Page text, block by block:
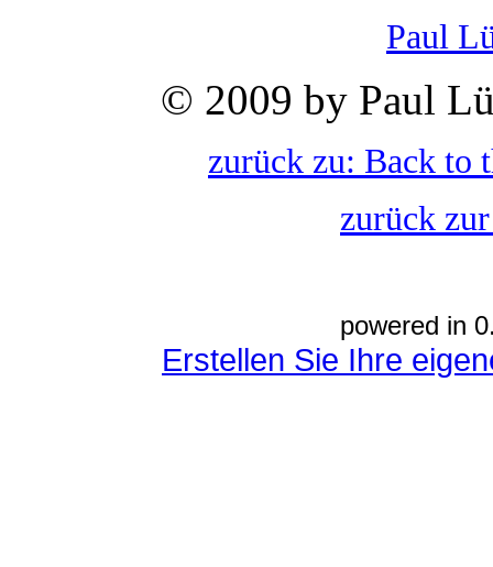
Paul
© 2009 by Paul
zurück zu: Back to
zurück
powered in
Erstellen Sie Ihre